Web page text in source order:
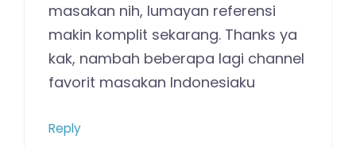
masakan nih, lumayan referensi
makin komplit sekarang. Thanks ya
kak, nambah beberapa lagi channel
favorit masakan Indonesiaku
Reply